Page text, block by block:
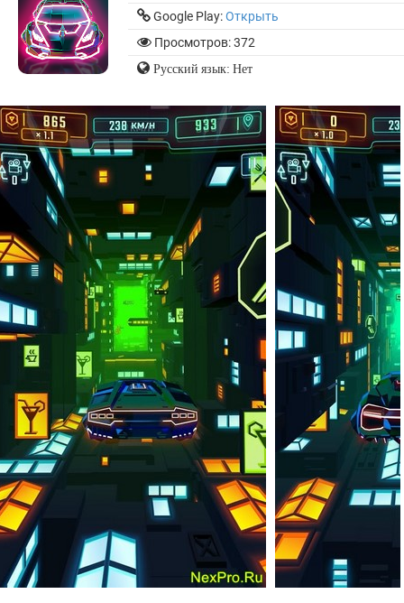
Google Play:Открыть
Просмотров: 372
Русский язык: Нет